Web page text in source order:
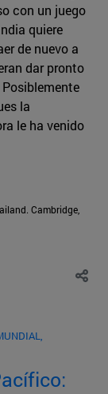
con un juego
quiere
de nuevo a
dar pronto
la
le ha venido
Cambridge,